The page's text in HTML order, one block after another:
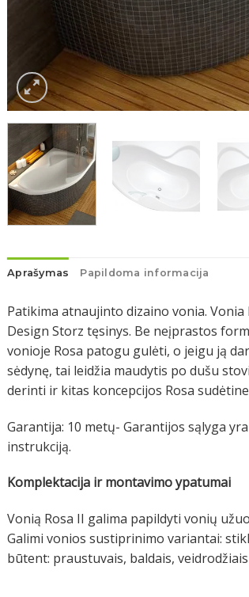
Aprašymas Papildoma informacija
Patikima atnaujinto dizaino vonia.
Design Storz tęsinys. Be neįprastos
vonioje Rosa patogu gulėti, o jeigu ją
sėdynę, tai leidžia maudytis po dušu
derinti ir kitas koncepcijos Rosa
Garantija: 10 metų- Garantijos sąlyga
instrukciją.
Komplektacija ir montavimo ypatumai
Vonią Rosa II galima papildyti vonių
Galimi vonios sustiprinimo variantai:
būtent: praustuvais, baldais,